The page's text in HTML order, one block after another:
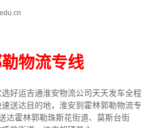
物流专线
选好运吉通淮安物流公司天天发车全程
送达目的地，淮安到霍林郭勒物流专
达霍林郭勒珠斯花街道、莫斯台街